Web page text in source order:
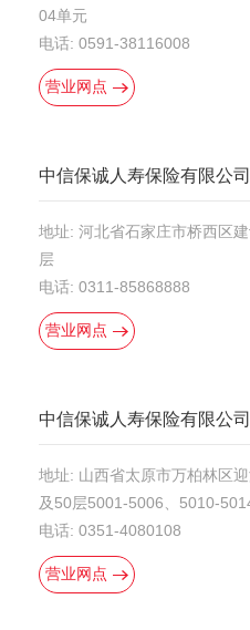
04单元
电话: 0591-38116008
营业网点
中信保诚人寿保险有限公
地址: 河北省石家庄市桥西区
层
电话: 0311-85868888
营业网点
中信保诚人寿保险有限公
地址: 山西省太原市万柏林区
及50层5001-5006、5010-
电话: 0351-4080108
营业网点